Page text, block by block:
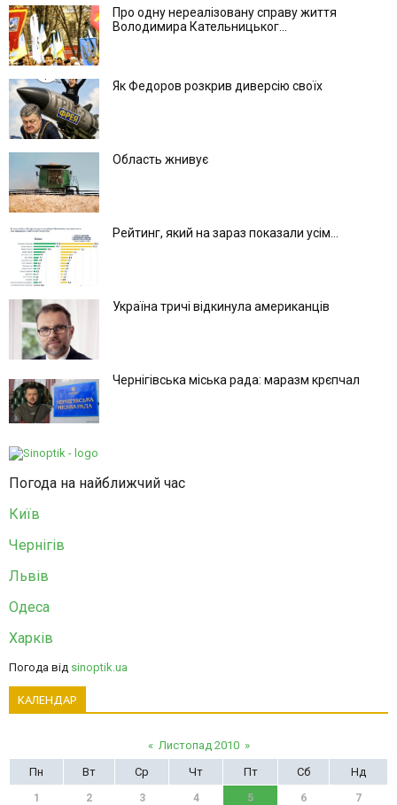
Про одну нереалізовану справу життя
Володимира Кательницьког...
Як Федоров розкрив диверсію своїх
Область жнивує
Рейтинг, який на зараз показали усім...
Україна тричі відкинула американців
Чернігівська міська рада: маразм крєпчал
Погода на найближчий час
Київ
Чернігів
Львів
Одеса
Харків
Погода від sinoptik.ua
КАЛЕНДАР
« Листопад 2010 »
Пн
Вт Ср Чт Пт Сб Нд
1 2 3 4 5 6 7